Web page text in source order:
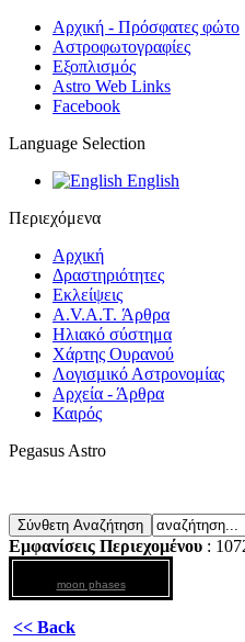
Αρχική - Πρόσφατες φώτο
Αστροφωτογραφίες
Εξοπλισμός
Astro Web Links
Facebook
Language Selection
English
Περιεχόμενα
Αρχική
Δραστηριότητες
Εκλείψεις
A.V.A.T. Άρθρα
Ηλιακό σύστημα
Χάρτης Ουρανού
Λογισμικό Αστρoνομίας
Αρχεία - Άρθρα
Καιρός
Pegasus Astro
Εμφανίσεις Περιεχομένου :
moon phases
<< Back